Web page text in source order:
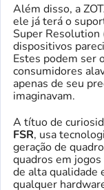
Além disso, a
ele já terá o
Super Resolution
dispositivos
Estes podem ser
consumidores
apenas de seu
imaginavam.
A títuo de
FSR, usa
geração de
quadros em
de alta qualidade
qualquer